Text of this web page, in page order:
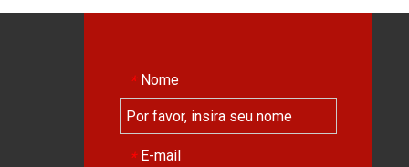
* Nome
* E-mail